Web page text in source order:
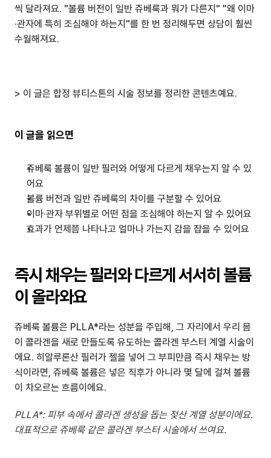
씩 달라져요. "볼륨 버전이 일반 쥬베룩과 뭐가 다른지" "왜 이마
·관자에 특히 조심해야 하는지"를 한 번 정리해두면 상담이 훨씬
수월해져요.
> 이 글은 합정 뷰티스톤의 시술 정보를 정리한 콘텐츠예요.
이 글을 읽으면
쥬베룩 볼륨이 일반 필러와 어떻게 다르게 채우는지 알 수 있
어요
볼륨 버전과 일반 쥬베룩의 차이를 구분할 수 있어요
이마·관자 부위별로 어떤 점을 조심해야 하는지 알 수 있어요
효과가 언제쯤 나타나고 얼마나 가는지 감을 잡을 수 있어요
즉시 채우는 필러와 다르게 서서히 볼륨
이 올라와요
쥬베룩 볼륨은 PLLA*라는 성분을 주입해, 그 자리에서 우리 몸
이 콜라겐을 새로 만들도록 유도하는 콜라겐 부스터 계열 시술이
에요. 히알루론산 필러가 젤을 넣어 그 부피만큼 즉시 채우는 방
식이라면, 쥬베룩 볼륨은 넣은 직후가 아니라 몇 달에 걸쳐 볼륨
이 차오르는 흐름이에요.
PLLA*: 피부 속에서 콜라겐 생성을 돕는 젖산 계열 성분이에요.
대표적으로 쥬베룩 같은 콜라겐 부스터 시술에서 쓰여요.